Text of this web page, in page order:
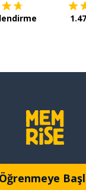
Öğrenmeye